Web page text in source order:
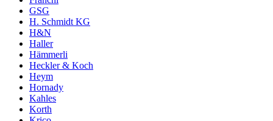
GSG
H. Schmidt KG
H&N
Haller
Hämmerli
Heckler & Koch
Heym
Hornady
Kahles
Korth